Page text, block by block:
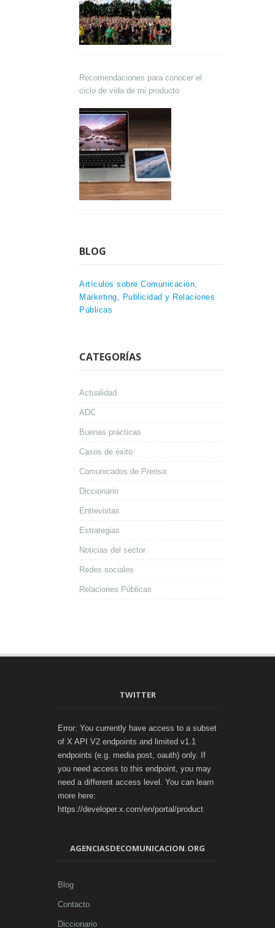
Recomendaciones para conocer el
ciclo de vida de mi producto
BLOG
Artículos sobre Comunicación,
Marketing, Publicidad y Relaciones
Públicas
CATEGORÍAS
Actualidad
ADC
Buenas prácticas
Casos de éxito
Comunicados de Prensa
Diccionario
Entrevistas
Estrategias
Noticias del sector
Redes sociales
Relaciones Públicas
TWITTER
Error: You currently have access to a subset
of X API V2 endpoints and limited v1.1
endpoints (e.g. media post, oauth) only. If
you need access to this endpoint, you may
need a different access level. You can learn
more here:
https://developer.x.com/en/portal/product
AGENCIASDECOMUNICACION.ORG
Blog
Contacto
Diccionario